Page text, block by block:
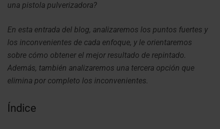
una pistola pulverizadora?
En esta entrada del blog, analizaremos los puntos fuertes y
los inconvenientes de cada enfoque, y le orientaremos
sobre cómo obtener el mejor resultado de repintado.
Además, también analizaremos una tercera opción que
elimina por completo los inconvenientes.
Índice